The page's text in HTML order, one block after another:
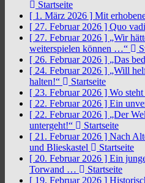
Startseite
[ 1. März 2026 ] Mit
[ 27. Februar 2026 ] Quo
[ 27. Februar 2026 ] „Wir
weiterspielen können …“
[ 26. Februar 2026 ] „Das
[ 24. Februar 2026 ] „Will
halten!“
Startseite
[ 23. Februar 2026 ] Wo
[ 22. Februar 2026 ] Ein
[ 22. Februar 2026 ] „Der
untergeht!“
Startseite
[ 21. Februar 2026 ] Nach
und Blieskastel
Startseite
[ 20. Februar 2026 ] Ein
Torwand …
Startseite
[ 19. Februar 2026 ]